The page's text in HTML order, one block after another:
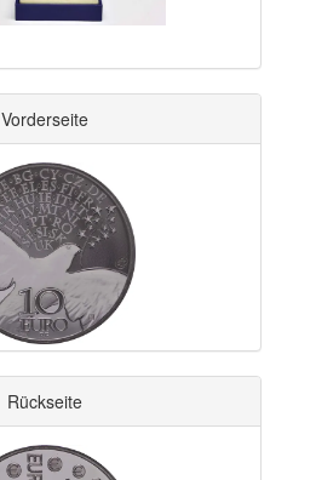
Vorderseite
Rückseite